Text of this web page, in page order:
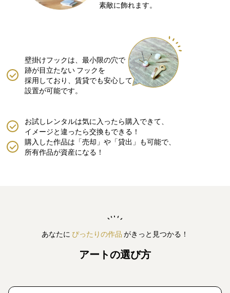
素敵に飾れます。
壁掛けフックは、最小限の穴で
跡が目立たない フックを
採用しており、賃貸でも安心して
設置が可能です。
購入した作品は「売却」や「貸出」も可能で、
所有作品が資産になる！
お試しレンタルは気に入ったら購入できて、
イメージと違ったら交換もできる！
あなたに ぴったりの作品 がきっと見つかる！
アートの選び方